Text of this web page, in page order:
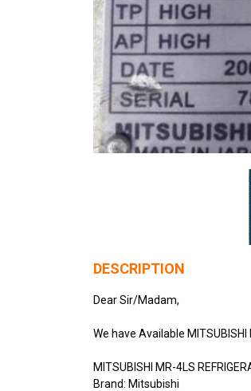
DESCRIPTION
Dear Sir/Madam,
We have Available
MITSUBISHI MR-4LS
Brand: Mitsubishi